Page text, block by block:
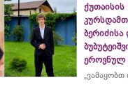
ეროვნულ